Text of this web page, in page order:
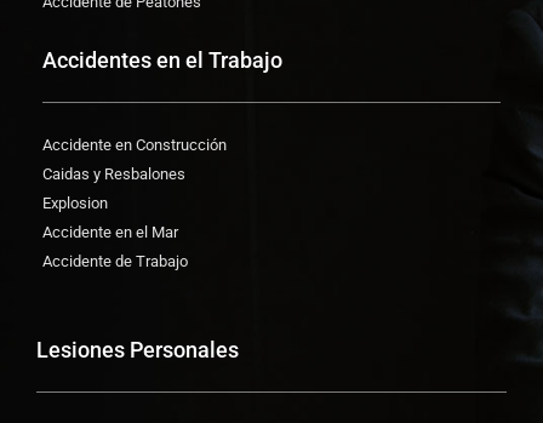
Accidentes en el Trabajo
Accidente en Construcción
Caidas y Resbalones
Explosion
Accidente en el Mar
Accidente de Trabajo
Lesiones Personales